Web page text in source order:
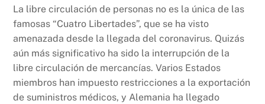
La libre circulación de personas no es la única de las
famosas “Cuatro Libertades”, que se ha visto
amenazada desde la llegada del coronavirus. Quizás
aún más significativo ha sido la interrupción de la
libre circulación de mercancías. Varios Estados
miembros han impuesto restricciones a la exportación
de suministros médicos, y Alemania ha llegado